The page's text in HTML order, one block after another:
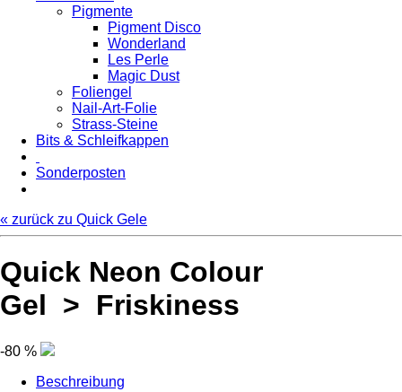
Pigmente
Pigment Disco
Wonderland
Les Perle
Magic Dust
Foliengel
Nail-Art-Folie
Strass-Steine
Bits & Schleifkappen
Sonderposten
« zurück zu Quick Gele
Quick Neon Colour
Gel > Friskiness
-80 %
Beschreibung